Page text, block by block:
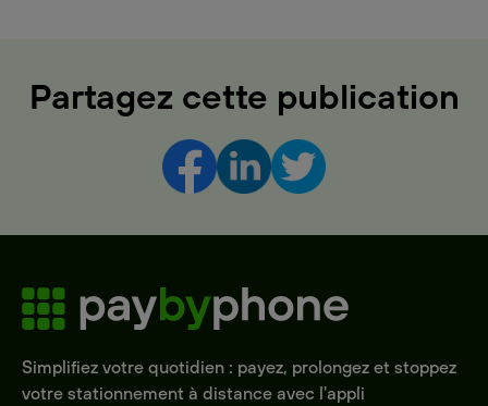
Partagez cette publication
Simplifiez votre quotidien : payez, prolongez et stoppez
votre stationnement à distance avec l'appli